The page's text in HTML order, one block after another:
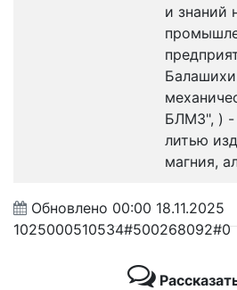
и знаний
БЛМЗ", ) -
литью
магния,
Обновлено 00:00 18.11.2025
1025000510534#500268092#0